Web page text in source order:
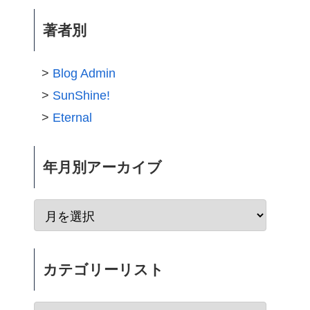
著者別
Blog Admin
SunShine!
Eternal
年月別アーカイブ
カテゴリーリスト